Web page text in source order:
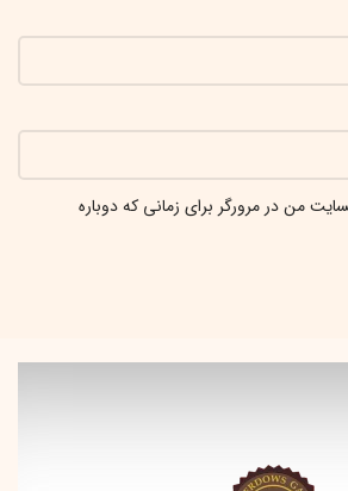
من در مرورگر برای زمانی که دوباره